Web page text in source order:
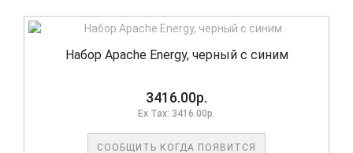
Набор Apache Energy, черный с синим
3416.00р.
Ex Tax: 3416.00р.
СООБЩИТЬ КОГДА ПОЯВИТСЯ